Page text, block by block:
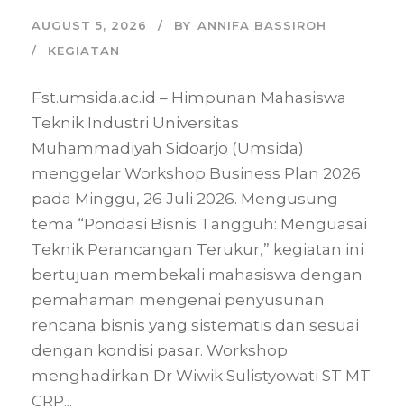
AUGUST 5, 2026 BY ANNIFA BASSIROH
KEGIATAN
Fst.umsida.ac.id – Himpunan Mahasiswa
Teknik Industri Universitas
Muhammadiyah Sidoarjo (Umsida)
menggelar Workshop Business Plan 2026
pada Minggu, 26 Juli 2026. Mengusung
tema “Pondasi Bisnis Tangguh: Menguasai
Teknik Perancangan Terukur,” kegiatan ini
bertujuan membekali mahasiswa dengan
pemahaman mengenai penyusunan
rencana bisnis yang sistematis dan sesuai
dengan kondisi pasar. Workshop
menghadirkan Dr Wiwik Sulistyowati ST MT
CRP...